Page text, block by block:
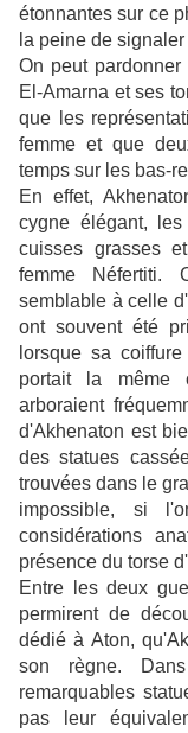
étonnantes sur ce
la peine de
On peut
El-Amarna et ses
que les
femme et que
temps sur les bas-
En effet,
cygne élégant,
cuisses grasses
femme Néfertiti.
semblable à celle
ont souvent été
lorsque sa
portait la même
arboraient
d'Akhenaton est
des statues
trouvées dans le
impossible, si
considérations
présence du torse
Entre les deux
permirent de
dédié à Aton,
son règne.
remarquables
pas leur